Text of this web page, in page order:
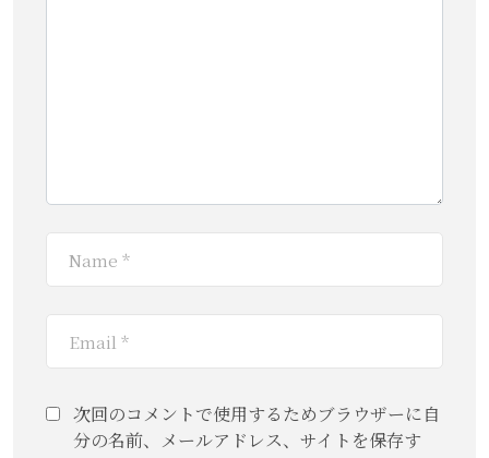
次回のコメントで使用するためブラウザーに自
分の名前、メールアドレス、サイトを保存す